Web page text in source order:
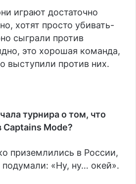
играют достаточно
хотят просто убивать-
сыграли против
это хорошая команда,
выступили против них.
турнира о том, что
Captains Mode?
приземлились в России,
«Ну, ну… окей».